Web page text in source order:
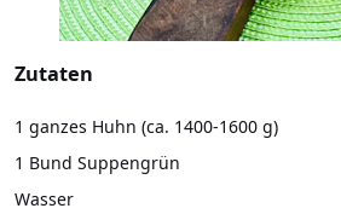
Zutaten
1 ganzes Huhn (ca. 1400-1600 g)
1 Bund Suppengrün
Wasser